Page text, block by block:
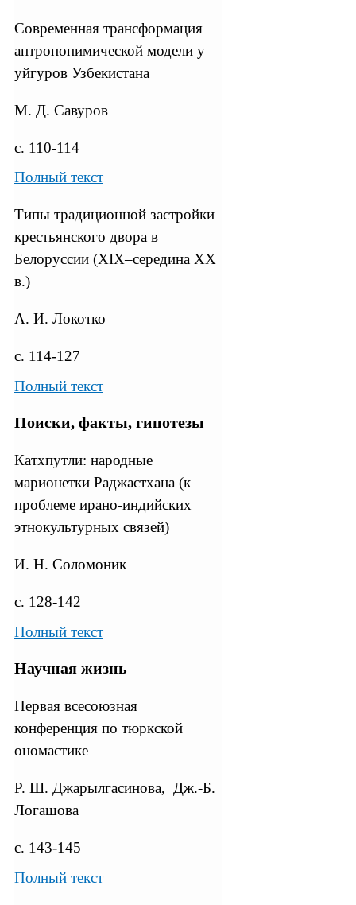
Современная трансформация
антропонимической модели у
уйгуров Узбекистана
М. Д. Савуров
с. 110-114
Полный текст
Типы традиционной застройки
крестьянского двора в
Белоруссии (XIX–середина XX
в.)
А. И. Локотко
с. 114-127
Полный текст
Поиски, факты, гипотезы
Катхпутли: народные
марионетки Раджастхана (к
проблеме ирано-индийских
этнокультурных связей)
И. Н. Соломоник
с. 128-142
Полный текст
Научная жизнь
Первая всесоюзная
конференция по тюркской
ономастике
Р. Ш. Джарылгасинова, Дж.-Б.
Логашова
с. 143-145
Полный текст